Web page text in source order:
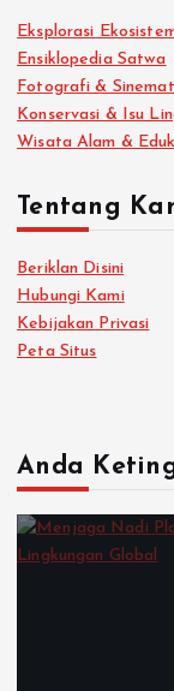
Eksplorasi
Ensiklopedia Satwa
Fotografi &
Konservasi & Isu
Wisata Alam &
Tentang
Beriklan Disini
Hubungi Kami
Kebijakan Privasi
Peta Situs
Anda